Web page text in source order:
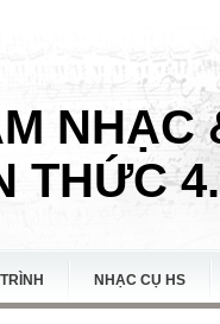
NHẠC
THỨC
NHẠC CỤ HS